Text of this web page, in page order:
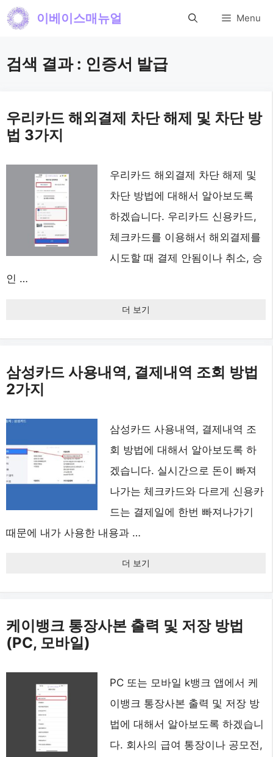
컨
로
너
뛰
이베이스매뉴얼 Menu
검색 결과 : 인증서 발급
우리카드 해외결제 차단 해제 및 차단 방
법 3가지
우리카드 해외결제 차단 해제 및
차단 방법에 대해서 알아보도록
하겠습니다. 우리카드 신용카드,
체크카드를 이용해서 해외결제를
시도할 때 결제 안됨이나 취소, 승
인 …
더 보기
삼성카드 사용내역, 결제내역 조회 방법
2가지
삼성카드 사용내역, 결제내역 조
회 방법에 대해서 알아보도록 하
겠습니다. 실시간으로 돈이 빠져
나가는 체크카드와 다르게 신용카
드는 결제일에 한번 빠져나가기
때문에 내가 사용한 내용과 …
더 보기
케이뱅크 통장사본 출력 및 저장 방법
(PC, 모바일)
PC 또는 모바일 k뱅크 앱에서 케
이뱅크 통장사본 출력 및 저장 방
법에 대해서 알아보도록 하겠습니
다. 회사의 급여 통장이나 공모전,